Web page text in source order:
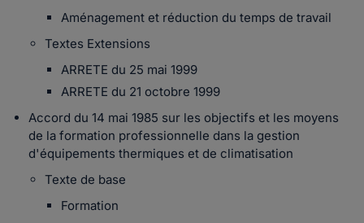
Aménagement et réduction du temps de travail
Textes Extensions
ARRETE du 25 mai 1999
ARRETE du 21 octobre 1999
Accord du 14 mai 1985 sur les objectifs et les moyens
de la formation professionnelle dans la gestion
d'équipements thermiques et de climatisation
Texte de base
Formation